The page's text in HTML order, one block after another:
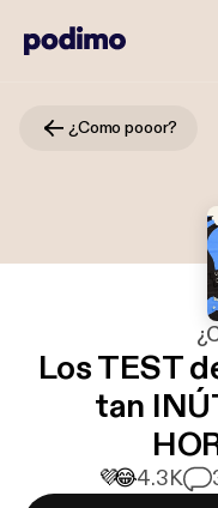
¿Como pooor?
Los TEST
tan
💜😂4.3K